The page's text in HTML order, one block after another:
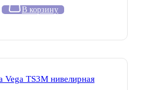
В корзину